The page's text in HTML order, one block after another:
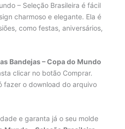
– Seleção Brasileira é fácil
charmoso e elegante. Ela é
como festas, aniversários,
Bandejas – Copa do Mundo
clicar no botão Comprar.
fazer o download do arquivo
e garanta já o seu molde